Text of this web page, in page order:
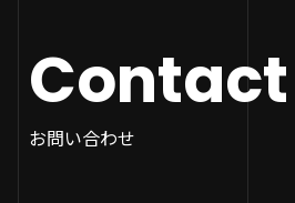
Contact
お問い合わせ